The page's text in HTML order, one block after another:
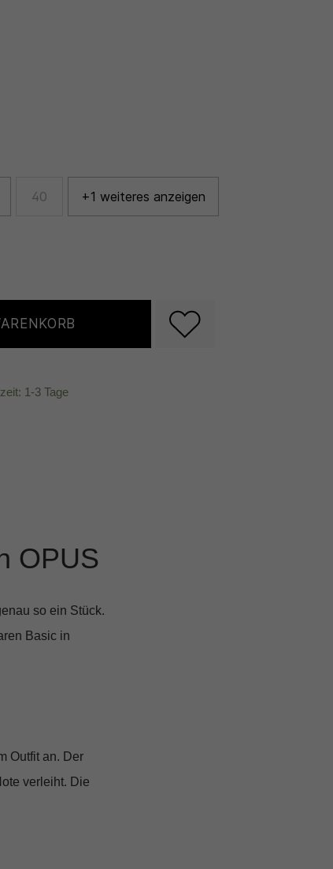
40 +1 weiteres anzeigen
1-3 Tage
OPUS
so ein Stück.
Basic in
Outfit an. Der
verleiht. Die